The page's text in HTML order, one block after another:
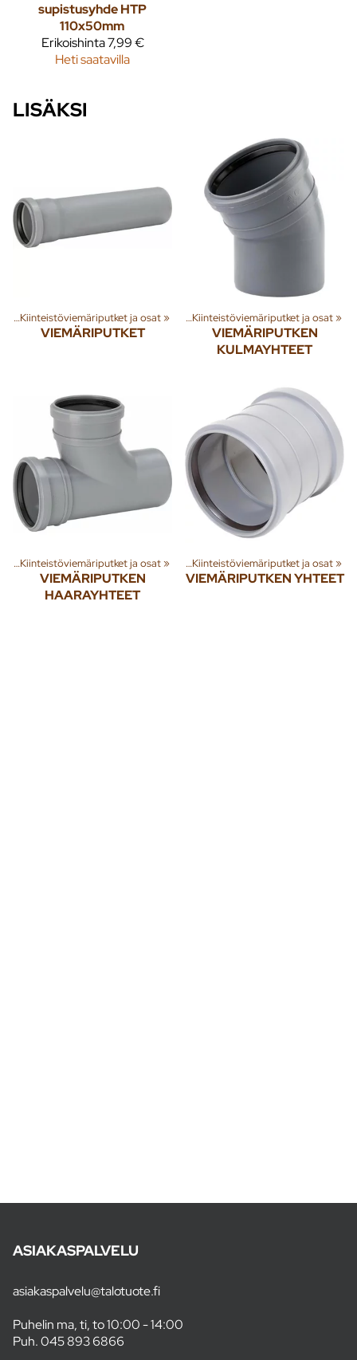
supistusyhde HTP
110x50mm
Erikoishinta7,99 €
Heti saatavilla
LISÄKSI
‪»Kiinteistöviemäriputket ja osat‪»
VIEMÄRIPUTKET
‪»Jäte- ja sadevesi‪»Viemäriputket ‪»Kiinteistöviemäriputket ja osat‪»
VIEMÄRIPUTKEN
KULMAYHTEET
‪»Kiinteistöviemäriputket ja osat‪»
VIEMÄRIPUTKEN
HAARAYHTEET
‪»Jäte- ja sadevesi‪»Viemäriputket ‪»Kiinteistöviemäriputket ja osat‪»
VIEMÄRIPUTKEN YHTEET
ASIAKASPALVELU
asiakaspalvelu@talotuote.fi
Puhelin ma, ti, to 10:00 - 14:00
Puh.045 893 6866